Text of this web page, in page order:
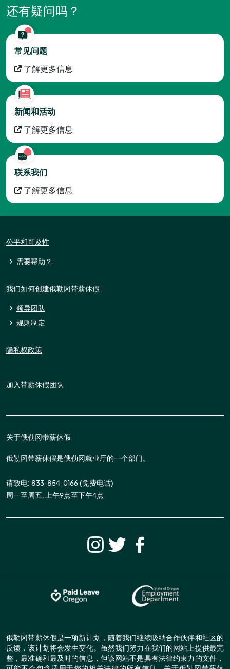
还有疑问吗？
常见问题
了解更多信息
新闻和活动
了解更多信息
联系我们
了解更多信息
关于俄勒冈带薪休假
俄勒冈带薪休假是俄勒冈就业厅的一个部门。
请致电: 833-854-0166 (免费电话)
周一至周五, 上午9点至下午4点
我们如何创建俄勒冈带薪休假
领导团队
规则制定
公平和可及性
需要帮助？
隐私权政策
加入带薪休假团队
俄勒冈带薪休假是一项新计划，随着我们继续吸纳合作伙伴和社区的
反馈，该计划将会发生变化。虽然我们努力在我们的网站上提供最完
整，最准确和最及时的信息，但该网站不是具有法律约束力的文件，